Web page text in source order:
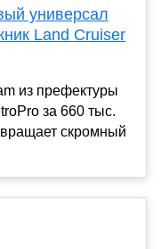
универсал
Land Cruiser
из префектуры
за 660 тыс.
скромный